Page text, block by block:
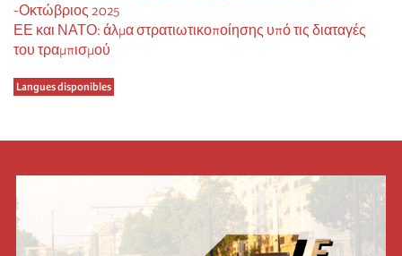
-Οκτώβριος 2025
ΕΕ και ΝΑΤΟ: άλμα στρατιωτικοποίησης υπό τις διαταγές
του τραμπισμού
Langues disponibles